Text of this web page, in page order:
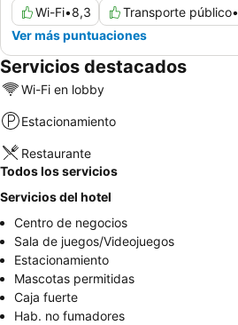
Wi-Fi•8,3 Transporte público•
Ver más puntuaciones
Servicios destacados
Wi-Fi en lobby
Estacionamiento
Restaurante
Todos los servicios
Servicios del hotel
Centro de negocios
Sala de juegos/Videojuegos
Estacionamiento
Mascotas permitidas
Caja fuerte
Hab. no fumadores